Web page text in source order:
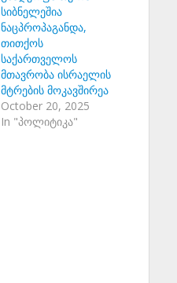
სიბნელეშია
ნაცპროპაგანდა,
თითქოს
საქართველოს
მთავრობა ისრაელის
მტრების მოკავშირეა
October 20, 2025
In "პოლიტიკა"